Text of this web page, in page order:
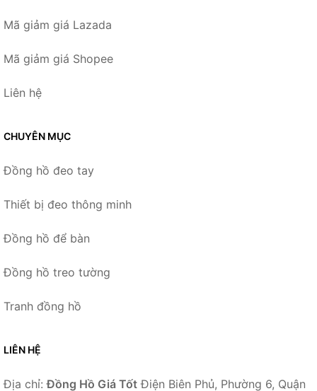
Mã giảm giá Lazada
Mã giảm giá Shopee
Liên hệ
CHUYÊN MỤC
Đồng hồ đeo tay
Thiết bị đeo thông minh
Đồng hồ để bàn
Đồng hồ treo tường
Tranh đồng hồ
LIÊN HỆ
Địa chỉ:Đồng Hồ Giá Tốt Điện Biên Phủ, Phường 6, Quận